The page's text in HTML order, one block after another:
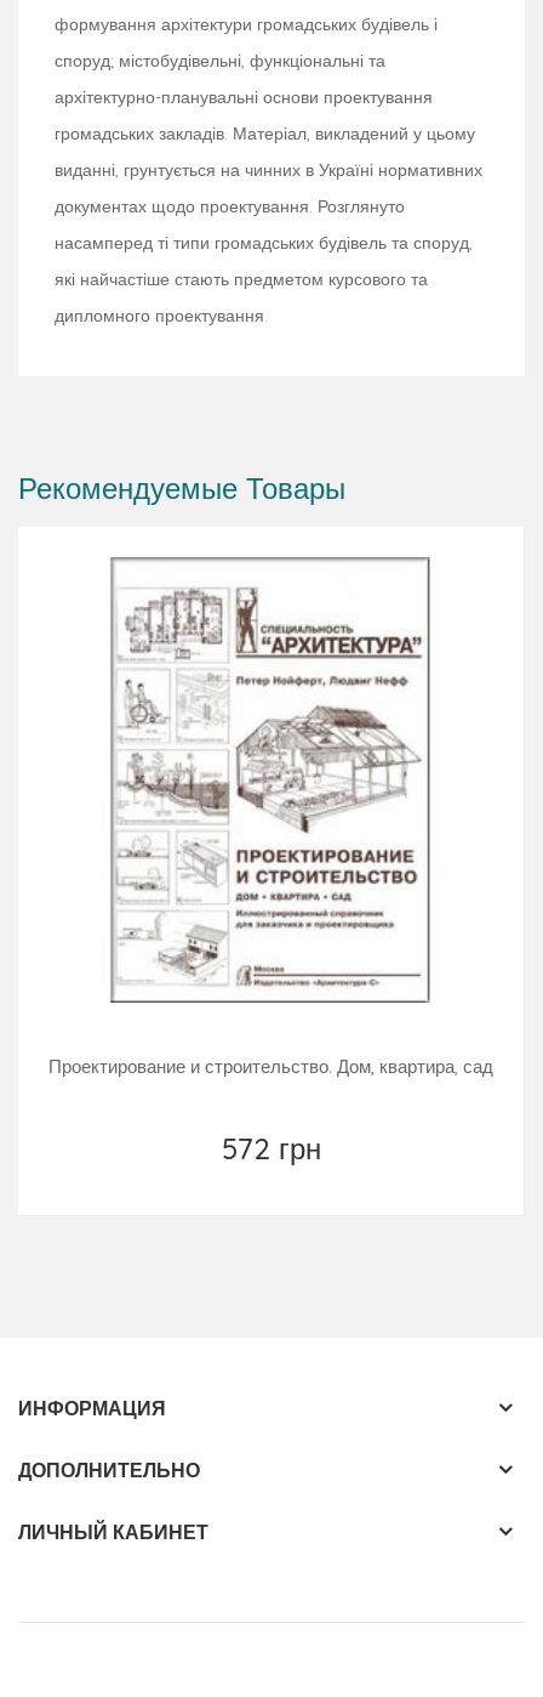
формування архітектури громадських будівель і
споруд; містобудівельні, функціональні та
архітектурно-планувальні основи проектування
громадських закладів. Матеріал, викладений у цьому
виданні, грунтується на чинних в Україні нормативних
документах щодо проектування. Розглянуто
насамперед ті типи громадських будівель та споруд,
які найчастіше стають предметом курсового та
дипломного проектування.
Рекомендуемые Товары
Проектирование и строительство. Дом, квартира, сад
572 грн
ИНФОРМАЦИЯ
ДОПОЛНИТЕЛЬНО
ЛИЧНЫЙ КАБИНЕТ